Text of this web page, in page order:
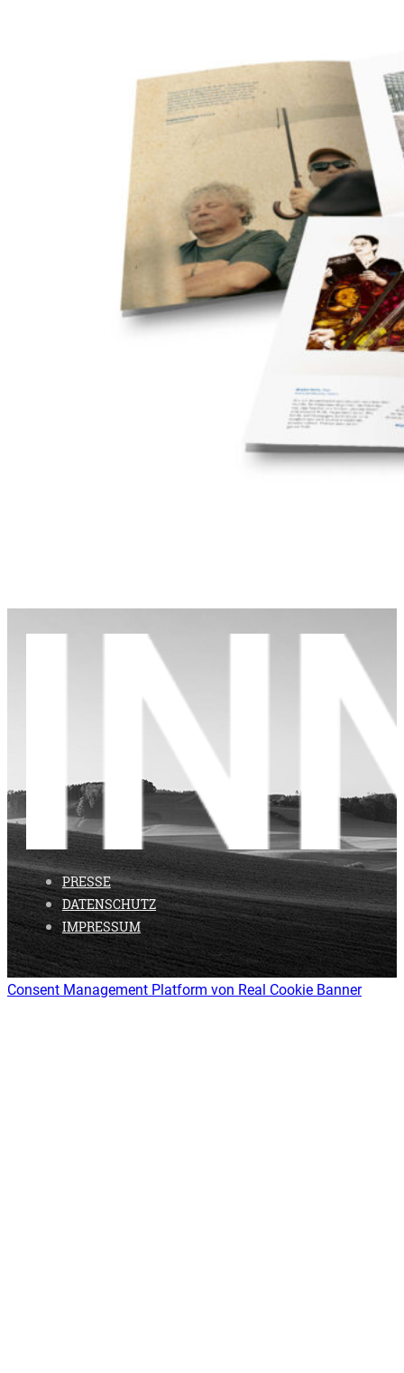
PRESSE
DATENSCHUTZ
IMPRESSUM
Consent Management Platform von Real Cookie Banner